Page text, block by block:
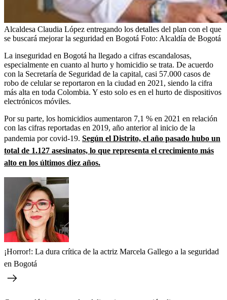
Alcaldesa Claudia López entregando los detalles del plan con el que
se buscará mejorar la seguridad en Bogotá Foto: Alcaldía de Bogotá
La inseguridad en Bogotá ha llegado a cifras escandalosas,
especialmente en cuanto al hurto y homicidio se trata. De acuerdo
con la Secretaría de Seguridad de la capital, casi 57.000 casos de
robo de celular se reportaron en la ciudad en 2021, siendo la cifra
más alta en toda Colombia. Y esto solo es en el hurto de dispositivos
electrónicos móviles.
Por su parte, los homicidios aumentaron 7,1 % en 2021 en relación
con las cifras reportadas en 2019, año anterior al inicio de la
pandemia por covid-19. Según el Distrito, el año pasado hubo un
total de 1.127 asesinatos, lo que representa el crecimiento más
alto en los últimos diez años.
¡Horror!: La dura crítica de la actriz Marcela Gallego a la seguridad
en Bogotá